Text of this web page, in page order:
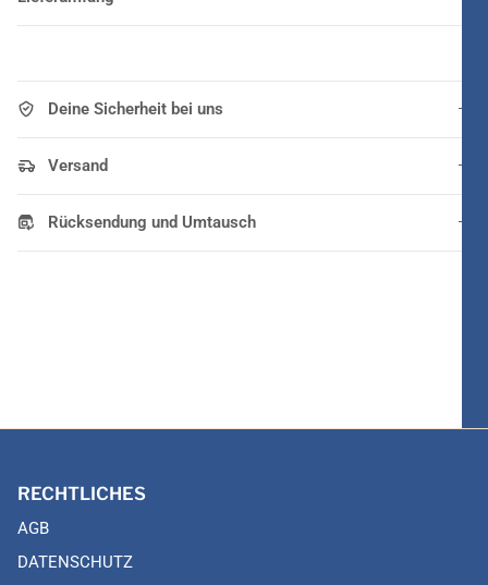
Deine Sicherheit bei uns
Versand
Rücksendung und Umtausch
RECHTLICHES
AGB
DATENSCHUTZ